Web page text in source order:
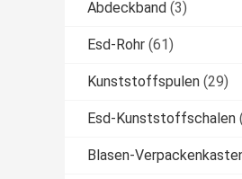
Abdeckband (3)
Esd-Rohr (61)
Kunststoffspulen (29)
Esd-Kunststoffschalen
Blasen-